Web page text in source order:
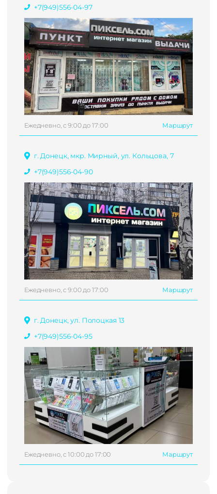
+7(949)556-04-97
Ежедневно, с 9:00 до 17:00 Маршрут
г. Донецк, мкр. Мирный, ул. Кольцова, 7
+7(949)556-04-90
Ежедневно, с 9:00 до 17:00 Маршрут
г. Донецк, ул. Полоцкая 13
+7(949)556-04-95
Ежедневно, с 10:00 до 17:00 Маршрут